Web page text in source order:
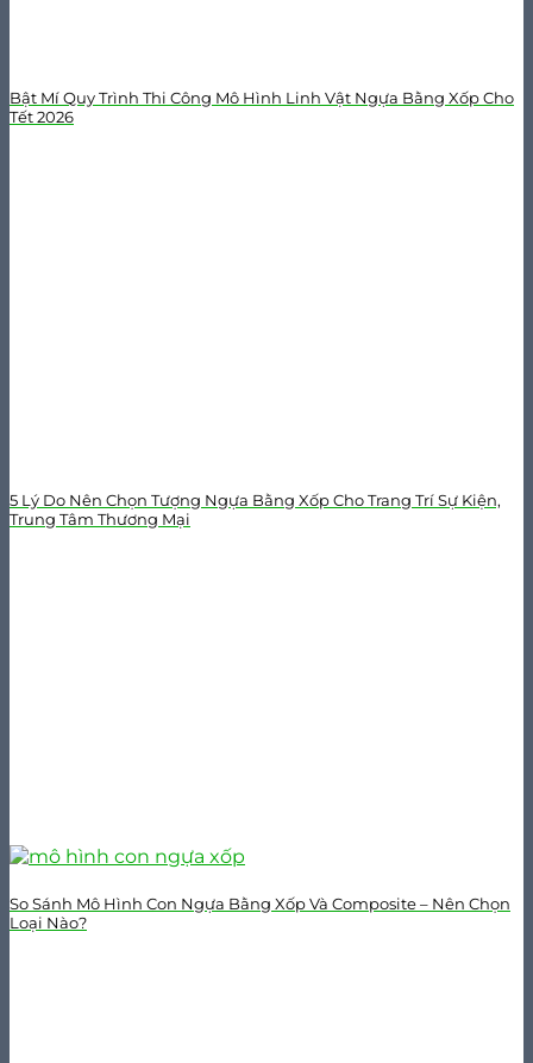
Bật Mí Quy Trình Thi Công Mô Hình Linh Vật Ngựa Bằng Xốp Cho
Tết 2026
5 Lý Do Nên Chọn Tượng Ngựa Bằng Xốp Cho Trang Trí Sự Kiện,
Trung Tâm Thương Mại
So Sánh Mô Hình Con Ngựa Bằng Xốp Và Composite – Nên Chọn
Loại Nào?